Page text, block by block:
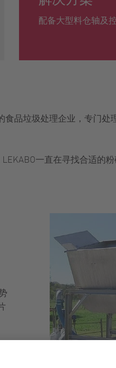
配备大型料仓轴及
品垃圾处理企业，专门
一直在寻找合适的